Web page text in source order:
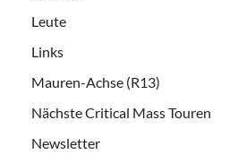
Leute
Links
Mauren-Achse (R13)
Nächste Critical Mass Touren
Newsletter